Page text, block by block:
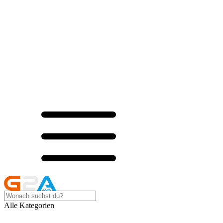
Alle Kategorien